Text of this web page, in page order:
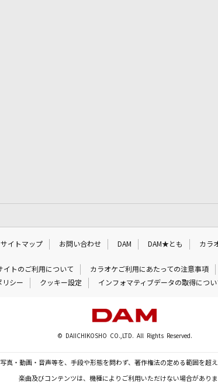
サイトマップ お問い合わせ DAM DAM★とも カラ
イトのご利用について カラオケご利用にあたっての注意事項
リシー クッキー設定 インフォマティブデータの取得につい
© DAIICHIKOSHO CO.,LTD. All Rights Reserved.
真・動画・音声等を、手段や形態を問わず、著作権法の定める範囲を超
楽曲及びコンテンツは、機種によりご利用いただけない場合がありま